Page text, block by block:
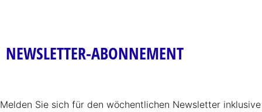
NEWSLETTER-ABONNEMENT
Melden Sie sich für den wöchentlichen Newsletter